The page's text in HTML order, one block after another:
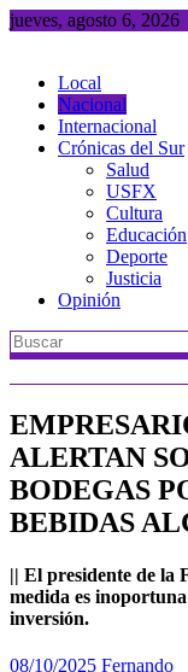
Saltar
jueves, agosto 6, 2026
Local
Nacional
Internacional
Crónicas del Sur
Salud
USFX
Cultura
Educación
Deporte
Justicia
Opinión
ALERTAN
BODEGAS
BEBIDAS
|| El presidente de la
medida es
inversión.
08/10/2025 Fernando